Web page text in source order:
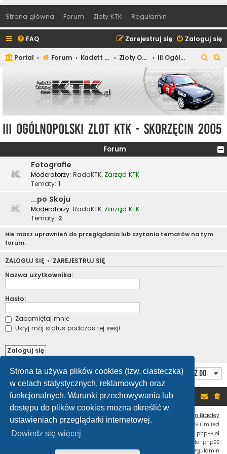
Strona ta używa plików cookies (tzw. ciasteczka)
w celach statystycznych, reklamowych oraz
funkcjonalnych. Warunki przechowywania lub
dostępu do plików cookies można określić w
ustawieniach przeglądarki internetowej.
Dowiedz się więcej
Strona główna Forum Zloty KTK Regulamin
FAQ Zaloguj się
Zarejestruj się
Portal Forum Kadett Tuning Klub Zloty Ogólnopolskie Kadett Tuning Klub III Ogólnopolski Zlot KTK - Skorzęcin 2005
z
u
k
z
u
k
a
j
III Ogólnopolski Zlot KTK - Skorzęcin 2005
Forum
Fotografie
Moderatorzy: RadaKTK, Zarząd KTK
Tematy: 1
...po Skoju
Moderatorzy: RadaKTK, Zarząd KTK
Tematy: 2
Nie masz uprawnień do przeglądania lub czytania tematów na tym
forum.
ZALOGUJ SIĘ • ZAREJESTRUJ SIĘ
Nazwa użytkownika:
Hasło:
Zapamiętaj mnie
Ukryj mój status podczas tej sesji
Przejdź do
Portal Forum
Ian Bradley
Technologię dostarczaphpBB® Forum Software © phpBB Limited
phpBB.pl
extension for phpBB
Zasady ochrony danych osobowych
Regulamin